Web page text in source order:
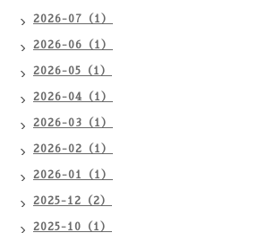
2026-07（1）
2026-06（1）
2026-05（1）
2026-04（1）
2026-03（1）
2026-02（1）
2026-01（1）
2025-12（2）
2025-10（1）